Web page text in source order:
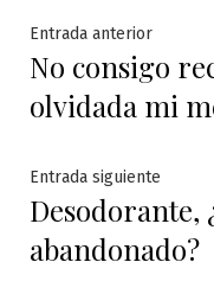
Navegación
de
Entrada anteriorEntrada
No consigo
olvidada mi
Entrada siguiente
Desodorante,
abandonado?